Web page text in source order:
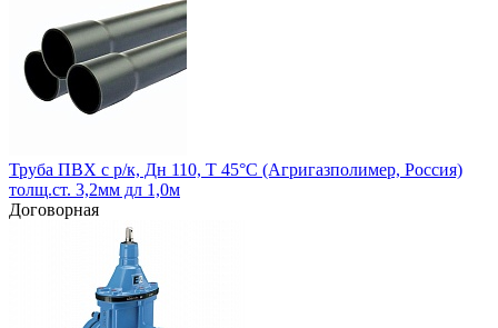
Труба ПВХ с р/к, Дн 110, Т 45°С (Агригазполимер, Россия)
толщ.ст. 3,2мм дл 1,0м
Договорная